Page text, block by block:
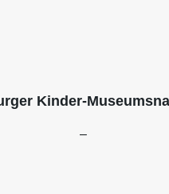
Kinder-
–